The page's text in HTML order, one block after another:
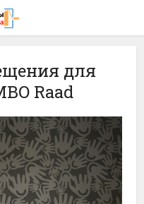
для
Raad